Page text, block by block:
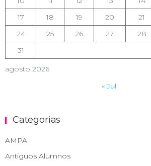
agosto 2026
17
18 19 20 21
24
25 26 27 28
31
« Jul
Categorias
AMPA
Antiguos Alumnos